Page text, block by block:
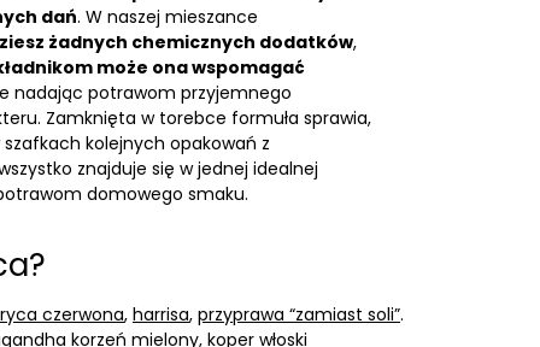
dań. W naszej mieszance
żadnych chemicznych dodatków,
może ona wspomagać
nadając potrawom przyjemnego
Zamknięta w torebce formuła sprawia,
kolejnych opakowań z
znajduje się w jednej idealnej
domowego smaku.
czerwona, harrisa, przyprawa “zamiast soli”.
korzeń mielony, koper włoski